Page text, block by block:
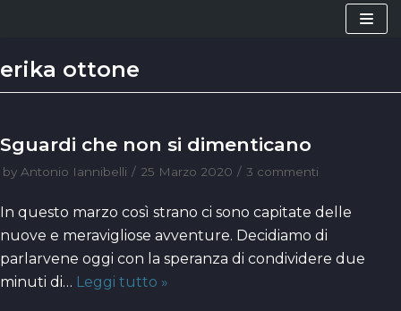
contenuto
erika ottone
Sguardi che non si dimenticano
by Antonio Iannibelli 25 Marzo 2020 3 commenti
In questo marzo così strano ci sono capitate delle
nuove e meravigliose avventure. Decidiamo di
parlarvene oggi con la speranza di condividere due
minuti di… Leggi tutto »